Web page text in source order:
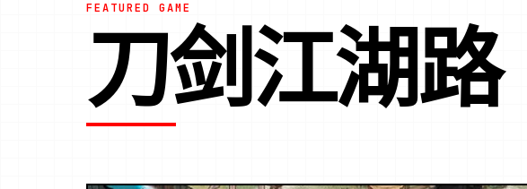
FEATURED GAME
刀剑江湖路